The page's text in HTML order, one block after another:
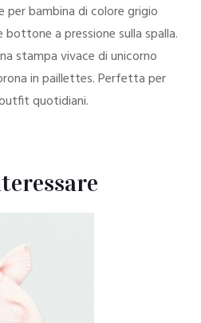
per bambina di colore grigio
a pressione sulla spalla.
stampa vivace di unicorno
in paillettes. Perfetta per
quotidiani.